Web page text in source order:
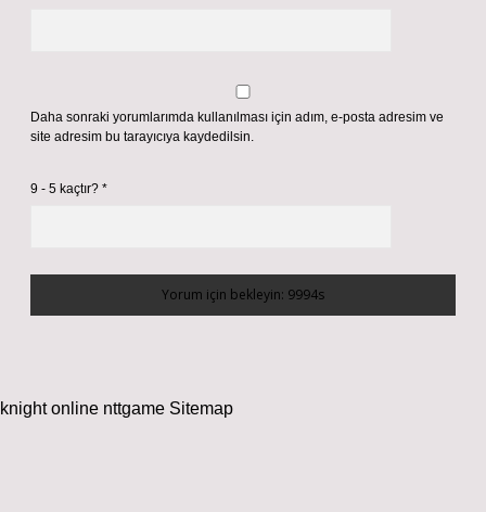
Daha sonraki yorumlarımda kullanılması için adım, e-posta adresim ve
site adresim bu tarayıcıya kaydedilsin.
9 - 5 kaçtır? *
knight online nttgame Sitemap